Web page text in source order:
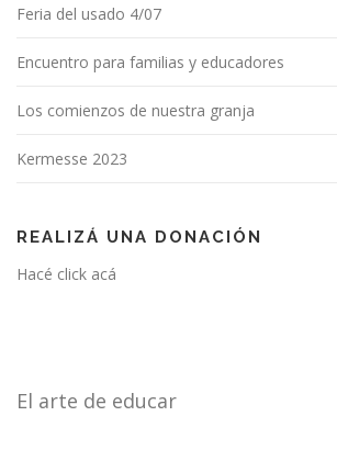
Feria del usado 4/07
Encuentro para familias y educadores
Los comienzos de nuestra granja
Kermesse 2023
REALIZÁ UNA DONACIÓN
Hacé click acá
El arte de educar